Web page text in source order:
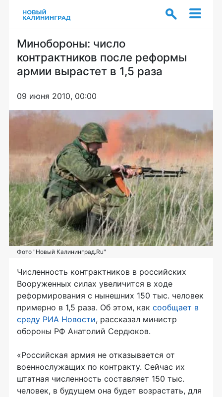
Минобороны: число
контрактников после реформы
армии вырастет в 1,5 раза
09 июня 2010, 00:00
Фото "Новый Калининград.Ru"
Численность контрактников в российских
Вооруженных силах увеличится в ходе
реформирования с нынешних 150 тыс. человек
примерно в 1,5 раза. Об этом, как сообщает в
среду РИА Новости, рассказал министр
обороны РФ Анатолий Сердюков.
«Российская армия не отказывается от
военнослужащих по контракту. Сейчас их
штатная численность составляет 150 тыс.
человек, в будущем она будет возрастать, для